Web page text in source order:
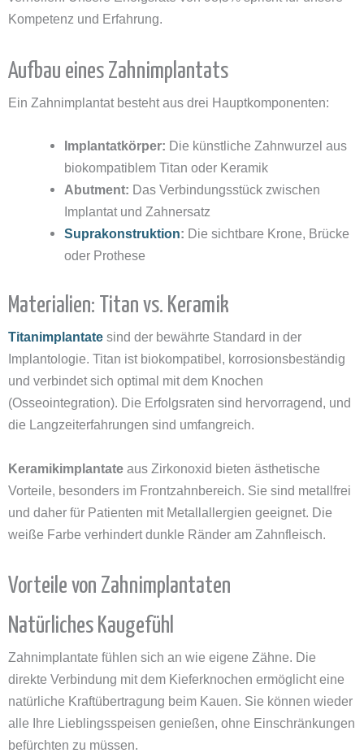
Kompetenz und Erfahrung.
Aufbau eines Zahnimplantats
Ein Zahnimplantat besteht aus drei Hauptkomponenten:
Implantatkörper: Die künstliche Zahnwurzel aus
biokompatiblem Titan oder Keramik
Abutment: Das Verbindungsstück zwischen
Implantat und Zahnersatz
Suprakonstruktion: Die sichtbare Krone, Brücke
oder Prothese
Materialien: Titan vs. Keramik
Titanimplantate sind der bewährte Standard in der
Implantologie. Titan ist biokompatibel, korrosionsbeständig
und verbindet sich optimal mit dem Knochen
(Osseointegration). Die Erfolgsraten sind hervorragend, und
die Langzeiterfahrungen sind umfangreich.
Keramikimplantate aus Zirkonoxid bieten ästhetische
Vorteile, besonders im Frontzahnbereich. Sie sind metallfrei
und daher für Patienten mit Metallallergien geeignet. Die
weiße Farbe verhindert dunkle Ränder am Zahnfleisch.
Vorteile von Zahnimplantaten
Natürliches Kaugefühl
Zahnimplantate fühlen sich an wie eigene Zähne. Die
direkte Verbindung mit dem Kieferknochen ermöglicht eine
natürliche Kraftübertragung beim Kauen. Sie können wieder
alle Ihre Lieblingsspeisen genießen, ohne Einschränkungen
befürchten zu müssen.